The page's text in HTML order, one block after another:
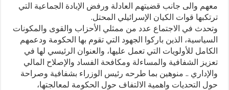
معهم والى جانب قضيتهم العادلة ورفض الإبادة الجماعية التي
ترتكبها قوات الكيان الإسرائيلي المحتل.
وتحدث في الاجتماع عدد من ممثلي الأحزاب والقوى والمكونات
السياسية، الذين باركوا الجهود التي تقوم بها الحكومة ودعمهم
الكامل للأولويات التي تعمل عليها، والعنوان الرئيسي لها في
تعزيز الشفافية والمساءلة ومكافحة الفساد والإصلاح المالي
والإداري .. منوهين بما طرحه رئيس الوزراء بشفافية وصراحة
حول التحديات واهمية الالتفاف حول الحكومة لمعالجتها،